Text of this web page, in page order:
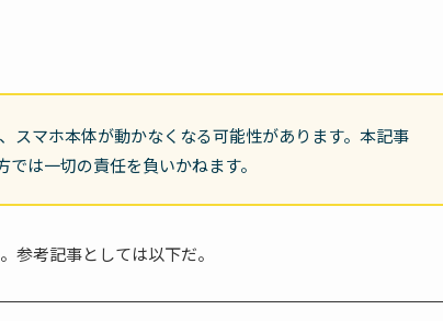
スマホ本体が動かなくなる可能性があります。本記事
は一切の責任を負いかねます。
参考記事としては以下だ。